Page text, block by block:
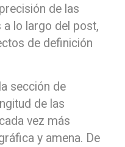
de las
lo largo del post,
de definición
sección de
de las
vez más
y amena. De